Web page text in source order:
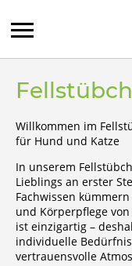
Willkommen im
für Hund und Katze
In unserem
Lieblings an erster
Fachwissen
und Körperpflege
ist einzigartig –
individuelle
vertrauensvolle